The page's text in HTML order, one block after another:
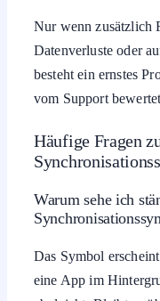
Nur wenn zusätzlich
Datenverluste oder
besteht ein ernstes
vom Support
Häufige Fragen
Warum sehe ich
Das Symbol
eine App im